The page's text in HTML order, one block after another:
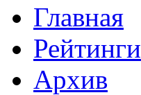
Главная
Рейтинги
Архив